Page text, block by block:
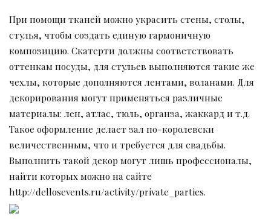
При помощи тканей можно украсить стены, столы,
стулья, чтобы создать единую гармоничную
композицию. Скатерти должны соответствовать
оттенкам посуды, для стульев выполняются такие же
чехлы, которые дополняются лентами, воланами. Для
декорирования могут применяться различные
материалы: лен, атлас, тюль, органза, жаккард и т.д.
Такое оформление делает зал по-королевски
величественным, что и требуется для свадьбы.
Выполнить такой декор могут лишь профессионалы,
найти которых можно на сайте
http://dellosevents.ru/activity/private_parties.